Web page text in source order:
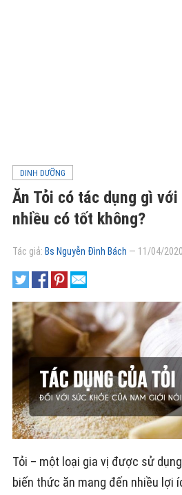
DINH DƯỠNG
Ăn Tỏi có tác dụng gì với
nhiều có tốt không?
Tác giả: Bs Nguyễn Đình Bách — 11/04/2020
Tỏi – một loại gia vị được sử
biến thức ăn mang đến nhiều lợi